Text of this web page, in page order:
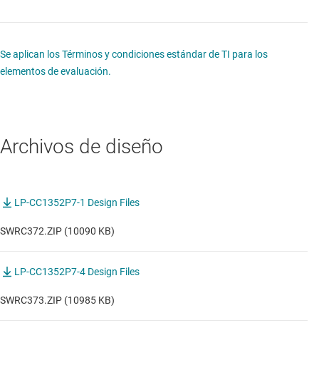
Se aplican los Términos y condiciones estándar de TI para los
elementos de evaluación.
Archivos de diseño
LP-CC1352P7-1 Design Files
SWRC372.ZIP (10090 KB)
LP-CC1352P7-4 Design Files
SWRC373.ZIP (10985 KB)